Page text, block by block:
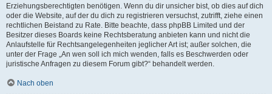
Erziehungsberechtigten benötigen. Wenn du dir unsicher bist, ob dies auf dich
oder die Website, auf der du dich zu registrieren versuchst, zutrifft, ziehe einen
rechtlichen Beistand zu Rate. Bitte beachte, dass phpBB Limited und der
Besitzer dieses Boards keine Rechtsberatung anbieten kann und nicht die
Anlaufstelle für Rechtsangelegenheiten jeglicher Art ist; außer solchen, die
unter der Frage „An wen soll ich mich wenden, falls es Beschwerden oder
juristische Anfragen zu diesem Forum gibt?“ behandelt werden.
Nach oben